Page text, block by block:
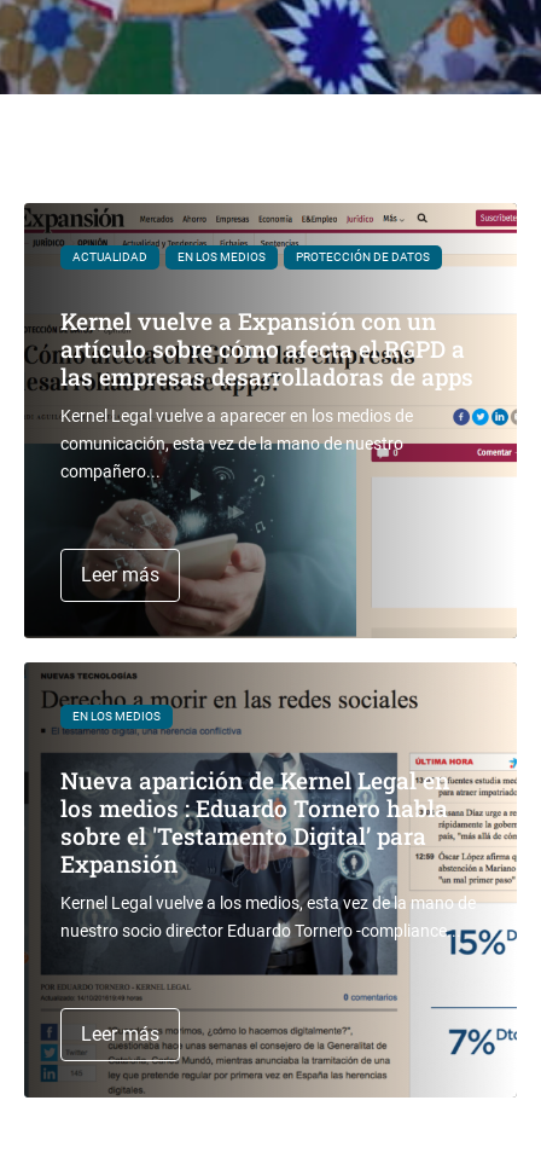
ACTUALIDAD EN LOS MEDIOS PROTECCIÓN DE DATOS
Kernel vuelve a Expansión con un
artículo sobre cómo afecta el RGPD a
las empresas desarrolladoras de apps
Kernel Legal vuelve a aparecer en los medios de
comunicación, esta vez de la mano de nuestro
compañero...
Leer más
EN LOS MEDIOS
Nueva aparición de Kernel Legal en
los medios : Eduardo Tornero habla
sobre el 'Testamento Digital’ para
Expansión
Kernel Legal vuelve a los medios, esta vez de la mano de
nuestro socio director Eduardo Tornero -compliance...
Leer más